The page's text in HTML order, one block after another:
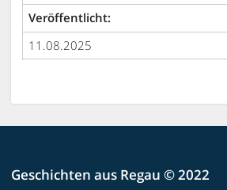
Veröffentlicht:
11.08.2025
Geschichten aus Regau © 2022